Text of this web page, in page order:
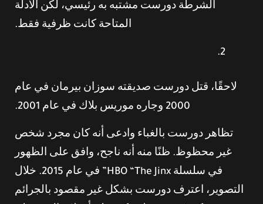
الشرطة دورست مشتبه به رئيسي، لكن الأدلة
المتاحة كانت ظرفية فقط.
لاحقًا، قتل دورست صديقته سوزان بيرمان في عام
2000 وجاره موريس بلاك في عام 2001.
تظاهر دورست بالغباء وادعى أنه كان مجرد شخص
غير محظوظ. ظنًا منه أنه ناجح، وافق على الظهور
في سلسلة HBO “The Jinx” في عام 2015. خلال
التصوير، اعترف دورست بشكل غير مقصود بالجرائم